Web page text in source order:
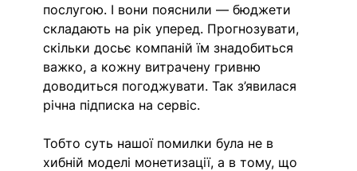
послугою. І вони пояснили — бюджети
складають на рік уперед. Прогнозувати,
скільки досьє компаній їм знадобиться
важко, а кожну витрачену гривню
доводиться погоджувати. Так з’явилася
річна підписка на сервіс.
Тобто суть нашої помилки була не в
хибній моделі монетизації, а в тому, що